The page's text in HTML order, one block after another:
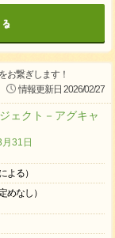
お繋ぎします！
情報更新日 2026/02/27
ェクト－アグキャ
31日
よる）
めなし）